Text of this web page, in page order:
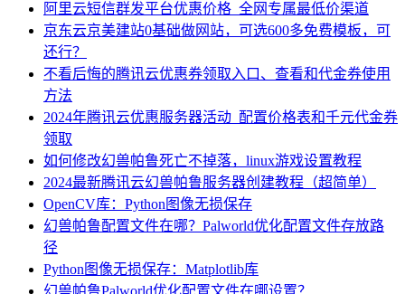
阿里云短信群发平台优惠价格_全网专属最低价渠道
京东云京美建站0基础做网站，可选600多免费模板，可
还行？
不看后悔的腾讯云优惠券领取入口、查看和代金券使用
方法
2024年腾讯云优惠服务器活动_配置价格表和千元代金券
领取
如何修改幻兽帕鲁死亡不掉落，linux游戏设置教程
2024最新腾讯云幻兽帕鲁服务器创建教程（超简单）
OpenCV库：Python图像无损保存
幻兽帕鲁配置文件在哪？Palworld优化配置文件存放路
径
Python图像无损保存：Matplotlib库
幻兽帕鲁Palworld优化配置文件在哪设置？